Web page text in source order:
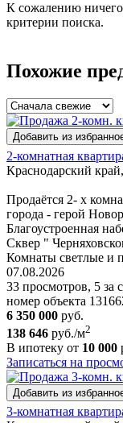
К сожалению
критерии поиска.
Похожие
Добавить из
2-комнатная
Краснодарский
Продаётся 2- х
города - герой
Благоустроенная
Сквер "
Комнаты светлые и
07.08.2026
33 просмотров, 5 за
номер объекта
6 350 000 руб.
138 646 руб./м2
В ипотеку от 10 000
Записаться на
Добавить из
3-комнатная